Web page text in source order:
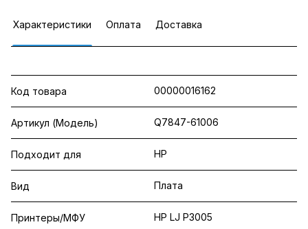
Характеристики Оплата Доставка
Код товара 00000016162
Артикул (Модель) Q7847-61006
Подходит для HP
Вид Плата
Принтеры/МФУ HP LJ P3005